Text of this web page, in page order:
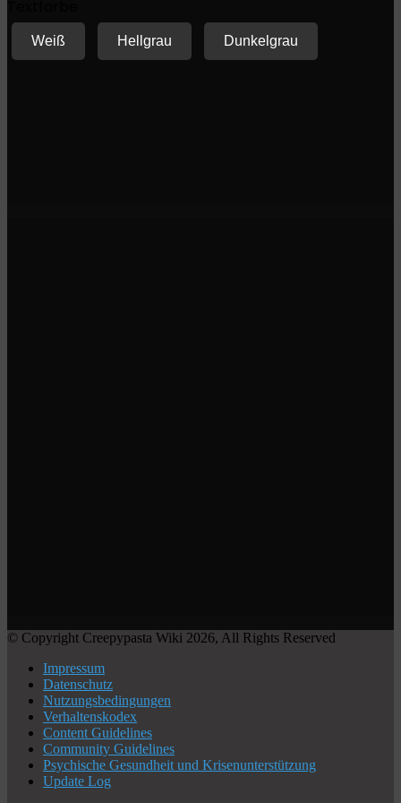
Weiß Hellgrau Dunkelgrau
© Copyright Creepypasta Wiki 2026, All Rights Reserved
Impressum
Datenschutz
Nutzungsbedingungen
Verhaltenskodex
Content Guidelines
Community Guidelines
Psychische Gesundheit und Krisenunterstützung
Update Log